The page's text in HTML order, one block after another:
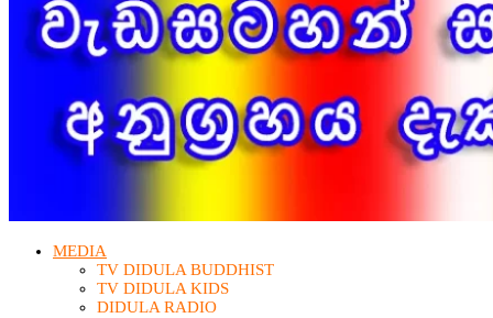
MEDIA
TV DIDULA BUDDHIST​
TV DIDULA KIDS
DIDULA RADIO